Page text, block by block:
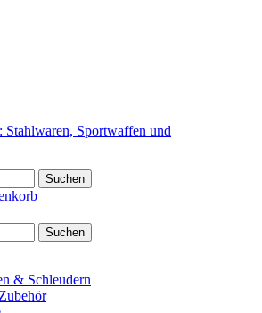
Suchen
Suchen
& Schleudern